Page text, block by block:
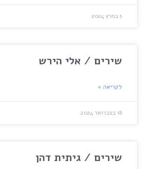
5 במרץ 2024
שירים / אלי הירש
לקריאה »
18 בפברואר 2024
שירים / גיתית דהן